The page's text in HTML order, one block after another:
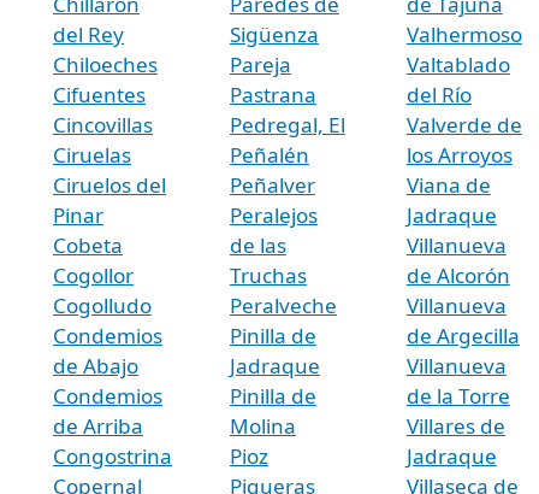
del Rey
Chiloeches
Cifuentes
Cincovillas
Ciruelas
Ciruelos del
Pinar
Cobeta
Cogollor
Cogolludo
Condemios
de Abajo
Condemios
de Arriba
Congostrina
Copernal
Sigüenza
Pareja
Pastrana
Pedregal, El
Peñalén
Peñalver
Peralejos
de las
Truchas
Peralveche
Pinilla de
Jadraque
Pinilla de
Molina
Pioz
Piqueras
Valhermoso
Valtablado
del Río
Valverde de
los Arroyos
Viana de
Jadraque
Villanueva
de Alcorón
Villanueva
de Argecilla
Villanueva
de la Torre
Villares de
Jadraque
Villaseca de